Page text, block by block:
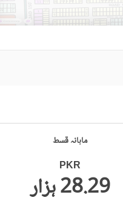
ماہانہ قسط
PKR
28.29 ہزار